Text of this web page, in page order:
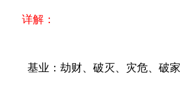
详解：
基业：劫财、破灭、灾危、破家